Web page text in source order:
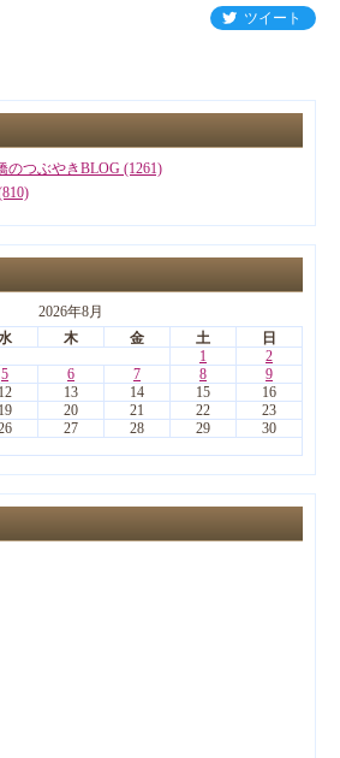
ツイート
つぶやきBLOG (1261)
2026年8月
木 金 土
日
1
2
5 6 7 8
9
12 13 14 15
16
19 20 21 22
23
27 28 29
30